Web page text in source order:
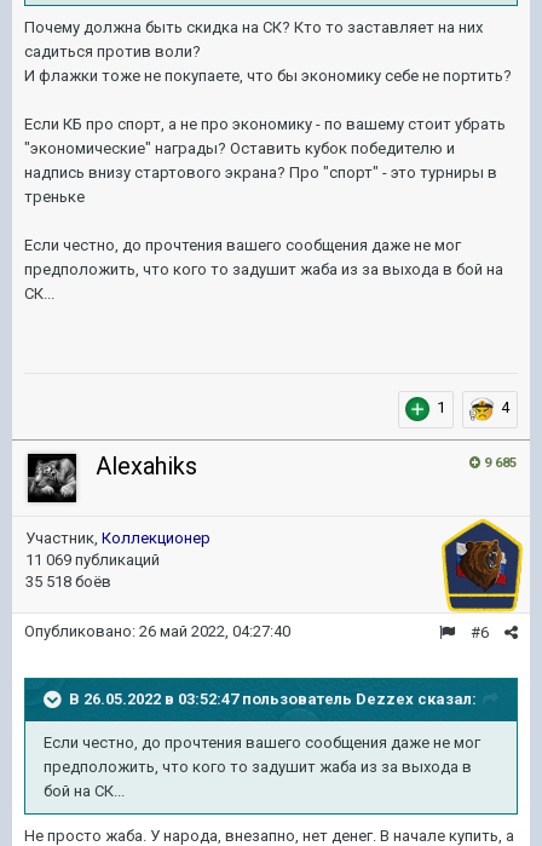
Почему должна быть скидка на СК? Кто то заставляет на них
садиться против воли?
И флажки тоже не покупаете, что бы экономику себе не портить?
Если КБ про спорт, а не про экономику - по вашему стоит убрать
"экономические" награды? Оставить кубок победителю и
надпись внизу стартового экрана? Про "спорт" - это турниры в
треньке
Если честно, до прочтения вашего сообщения даже не мог
предположить, что кого то задушит жаба из за выхода в бой на
СК...
1 4
9 685
Alexahiks
Участник, Коллекционер
11 069 публикаций
35 518 боёв
#6
Опубликовано: 26 май 2022, 04:27:40
В 26.05.2022 в 03:52:47 пользователь Dezzex сказал:
Если честно, до прочтения вашего сообщения даже не мог
предположить, что кого то задушит жаба из за выхода в
бой на СК...
Не просто жаба. У народа, внезапно, нет денег. В начале купить, а